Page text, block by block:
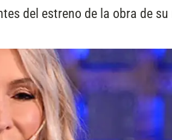
del estreno de la obra de su